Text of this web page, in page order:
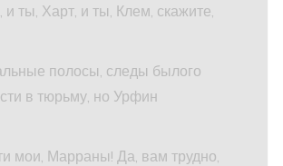
ты, Харт, и ты, Клем, скажите,
полосы, следы былого
в тюрьму, но Урфин
мои, Марраны! Да, вам трудно,